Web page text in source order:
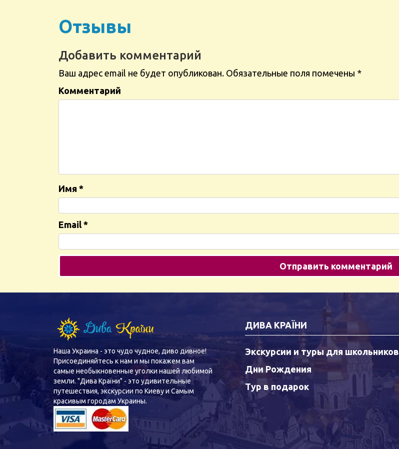
Отзывы
Добавить комментарий
Ваш адрес email не будет опубликован. Обязательные поля помечены *
Комментарий
Имя *
Email *
Наша Украина - это чудо чудное, диво дивное!
Присоединяйтесь к нам и мы покажем вам
самые необыкновенные уголки нашей любимой
земли. "Дива Країни" - это удивительные
путешествия, экскурсии по Киеву и Самым
красивым городам Украины.
ДИВА КРАЇНИ
Экскурсии и туры для школьников
Дни Рождения
Тур в подарок